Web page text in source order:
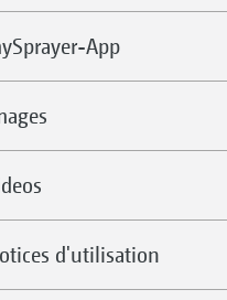
App
d'utilisation